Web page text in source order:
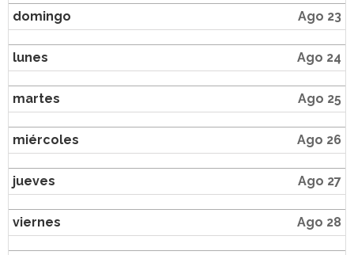
domingo Ago 23
lunes Ago 24
martes Ago 25
miércoles Ago 26
jueves Ago 27
viernes Ago 28